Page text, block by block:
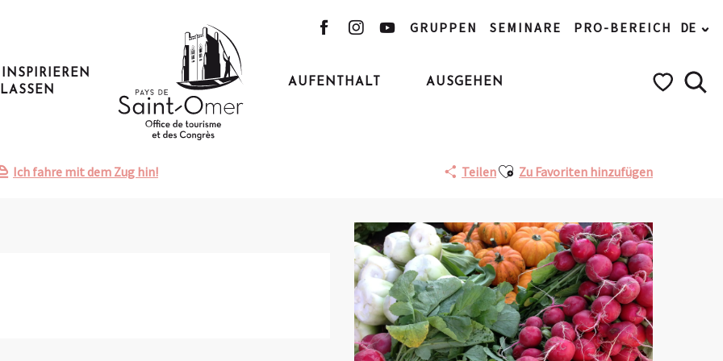
GRUPPEN SEMINARE PRO-BEREICH DE
LASSEN
AUFENTHALT AUSGEHEN
august von 08:00 bis zu 13:00 / ...
Ich fahre mit dem Zug hin! TeilenAjouter aux favoris
Zu Favoriten hinzufügen